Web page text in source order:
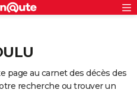
page au carnet des décès des
recherche ou trouver un